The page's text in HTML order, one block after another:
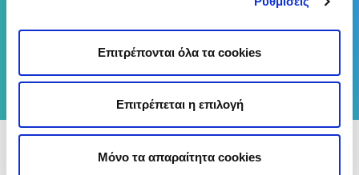
Επιτρέπονται όλα τα cookies
Επιτρέπεται η επιλογή
Μόνο τα απαραίτητα cookies